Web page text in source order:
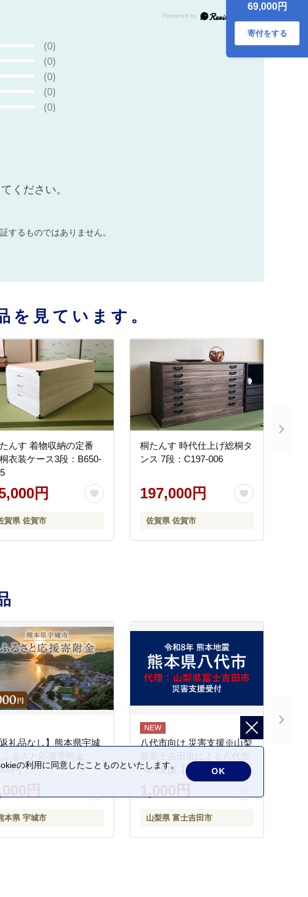
69,000円
寄付をする
(0)
(0)
(0)
(0)
(0)
ください。
するものではありません。
を見ています。
んす 着物収納の定番
衣装ケース3段：B650-
円
賀県 佐賀市
桐たんす 時代仕上げ総桐タ
ンス 7段：C197-006
197,000円
佐賀県 佐賀市
返礼品なし】熊本県宇城
ふるさと応援寄附金
円
円
本県 宇城市
八代市向け 災害支援※山梨
県富士吉田市による八代市
への支援【返礼品なし】
1,000円
山梨県 富士吉田市
の利用に同意したことものといたします。
OK